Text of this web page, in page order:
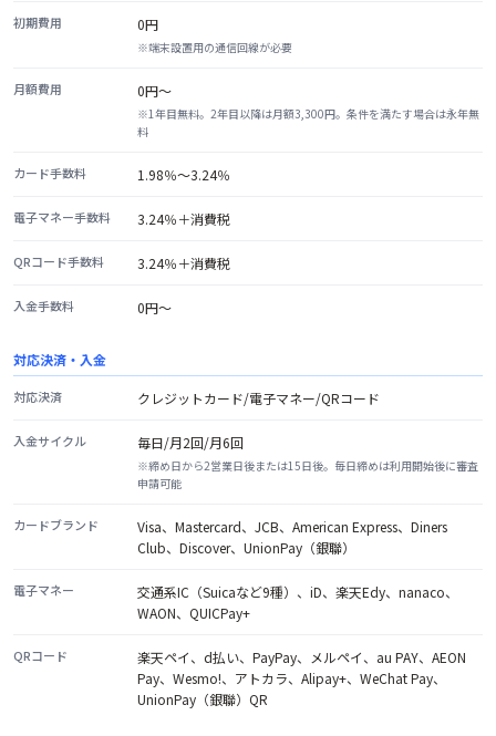
初期費用 0円
※端末設置用の通信回線が必要
月額費用 0円〜
※1年目無料。2年目以降は月額3,300円。条件を満たす場合は永年無
料
カード手数料 1.98％〜3.24％
電子マネー手数料 3.24％＋消費税
QRコード手数料 3.24％＋消費税
入金手数料 0円〜
対応決済・入金
対応決済 クレジットカード/電子マネー/QRコード
入金サイクル 毎日/月2回/月6回
※締め日から2営業日後または15日後。毎日締めは利用開始後に審査
申請可能
カードブランド
Visa、Mastercard、JCB、American Express、Diners
Club、Discover、UnionPay（銀聯）
電子マネー
交通系IC（Suicaなど9種）、iD、楽天Edy、nanaco、
WAON、QUICPay+
QRコード
楽天ペイ、d払い、PayPay、メルペイ、au PAY、AEON
Pay、Wesmo!、アトカラ、Alipay+、WeChat Pay、
UnionPay（銀聯）QR